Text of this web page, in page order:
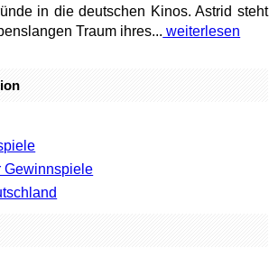
in die deutschen Kinos. Astrid steht
Traum ihres... weiterlesen
Gewinnspiele